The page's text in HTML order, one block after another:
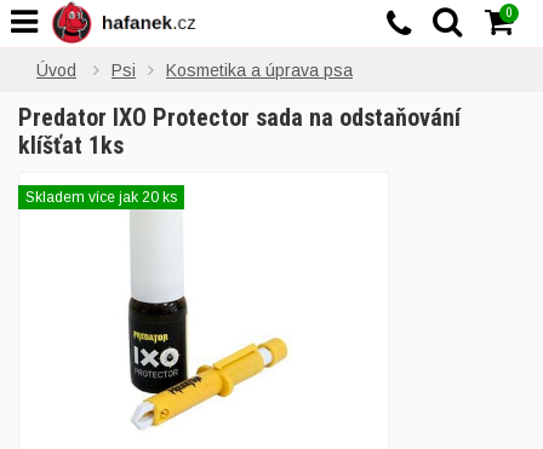
Úvod Psi Kosmetika a úprava psa
Predator IXO Protector sada na odstaňování
klíšťat 1ks
Skladem více jak 20 ks
0